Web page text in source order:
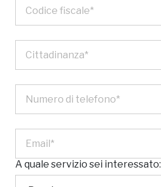
A quale servizio sei interessato: